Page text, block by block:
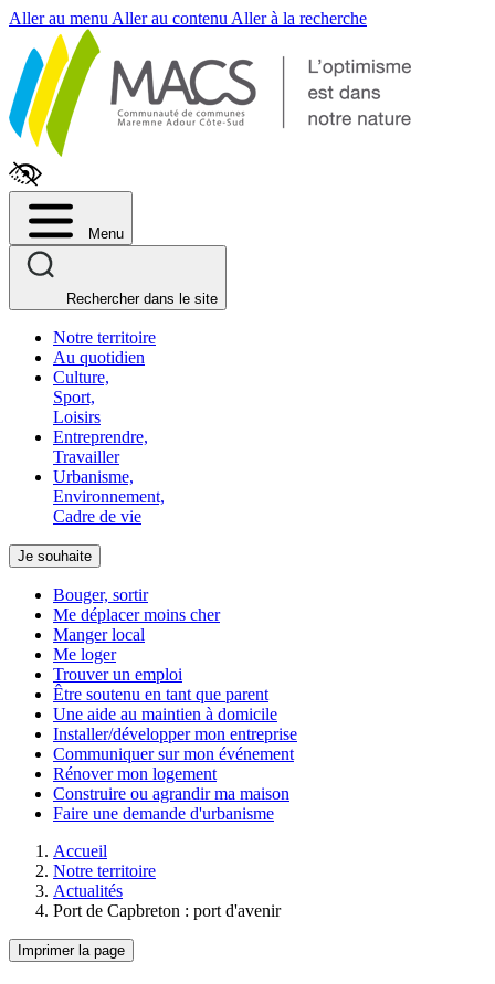
Aller au menu Aller au contenu Aller à la recherche
Menu
Rechercher dans le site
Notre territoire
Au quotidien
Culture,
Sport,
Loisirs
Entreprendre,
Travailler
Urbanisme,
Environnement,
Cadre de vie
Je souhaite
Bouger, sortir
Me déplacer moins cher
Manger local
Me loger
Trouver un emploi
Être soutenu en tant que parent
Une aide au maintien à domicile
Installer/développer mon entreprise
Communiquer sur mon événement
Rénover mon logement
Construire ou agrandir ma maison
Faire une demande d'urbanisme
Accueil
Notre territoire
Actualités
Port de Capbreton : port d'avenir
Imprimer la page
Fenêtre
de
chat